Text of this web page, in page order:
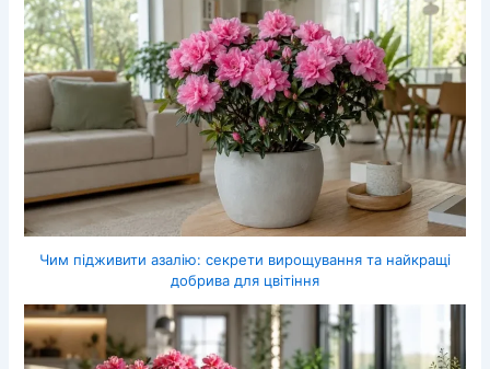
Чим підживити азалію: секрети вирощування та найкращі
добрива для цвітіння